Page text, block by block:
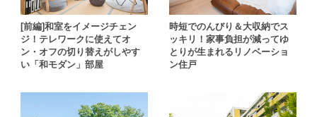
[前編]和室をイメージチェン
ジ！テレワークに使えてオ
ン・オフの切り替えがしやす
い「和モダン」部屋
時短でのんびり＆大収納でス
ッキリ！家事負担が減ってゆ
とりが生まれるリノベーショ
ン住戸